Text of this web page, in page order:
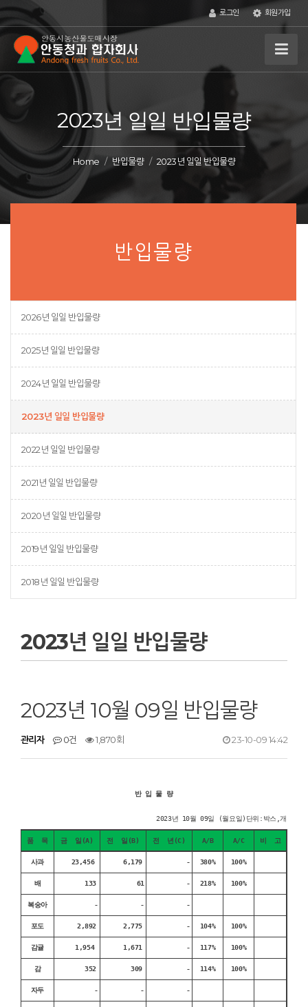
로그인 회원가입
2023년 일일 반입물량
Home 반입물량 2023년 일일 반입물량
반입물량
2026년 일일 반입물량
2025년 일일 반입물량
2024년 일일 반입물량
2023년 일일 반입물량
2022년 일일 반입물량
2021년 일일 반입물량
2020년 일일 반입물량
2019년 일일 반입물량
2018년 일일 반입물량
2023년 일일 반입물량
2023년 10월 09일 반입물량
관리자 0건 1,870회 23-10-09 14:42
반 입 물 량
2023년 10월 09일 (월요일)단위:박스,개
품 목 금 일(A) 전 일(B) 전 년(C) A/B A/C 비 고
사과 23,456 6,179 - 380% 100%
배 133 61 - 218% 100%
복숭아 - - -
포도 2,892 2,775 - 104% 100%
감귤 1,954 1,671 - 117% 100%
감 352 309 - 114% 100%
자두 - - -